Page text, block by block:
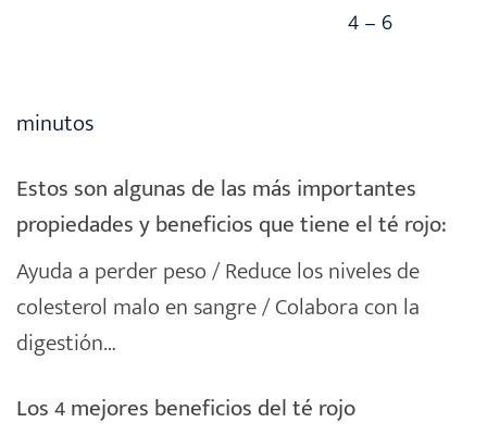
4 – 6
minutos
Estos son algunas de las más importantes
propiedades y beneficios que tiene el té rojo:
Ayuda a perder peso / Reduce los niveles de
colesterol malo en sangre / Colabora con la
digestión…
Los 4 mejores beneficios del té rojo